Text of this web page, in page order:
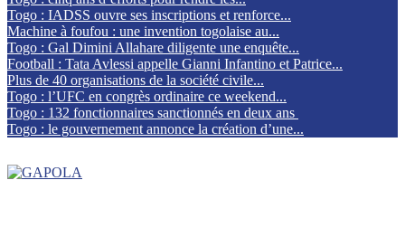
Togo : IADSS ouvre ses inscriptions et renforce...
Machine à foufou : une invention togolaise au...
Togo : Gal Dimini Allahare diligente une enquête...
Football : Tata Avlessi appelle Gianni Infantino et Patrice...
Plus de 40 organisations de la société civile...
Togo : l’UFC en congrès ordinaire ce weekend...
Togo : 132 fonctionnaires sanctionnés en deux ans
Togo : le gouvernement annonce la création d’une...